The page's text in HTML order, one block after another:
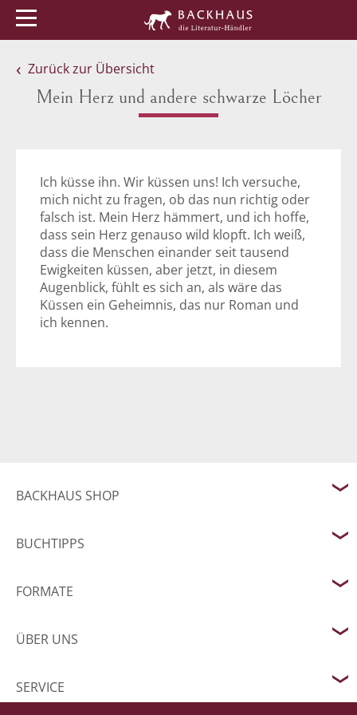
Zurück zur Übersicht
Mein Herz und andere schwarze Löcher
Ich küsse ihn. Wir küssen uns! Ich versuche,
mich nicht zu fragen, ob das nun richtig oder
falsch ist. Mein Herz hämmert, und ich hoffe,
dass sein Herz genauso wild klopft. Ich weiß,
dass die Menschen einander seit tausend
Ewigkeiten küssen, aber jetzt, in diesem
Augenblick, fühlt es sich an, als wäre das
Küssen ein Geheimnis, das nur Roman und
ich kennen.
BACKHAUS SHOP
BUCHTIPPS
FORMATE
ÜBER UNS
SERVICE